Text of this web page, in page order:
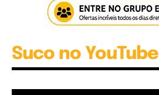
Suco no YouTube